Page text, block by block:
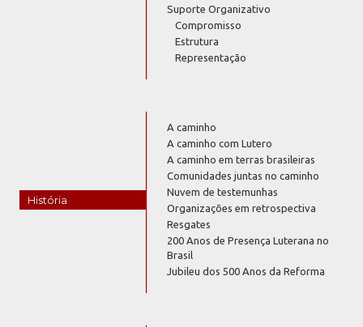
Suporte Organizativo
Compromisso
Estrutura
Representação
História
A caminho
A caminho com Lutero
A caminho em terras brasileiras
Comunidades juntas no caminho
Nuvem de testemunhas
Organizações em retrospectiva
Resgates
200 Anos de Presença Luterana no
Brasil
Jubileu dos 500 Anos da Reforma